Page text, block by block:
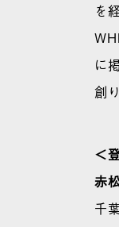
を
に
創
＜
赤
千